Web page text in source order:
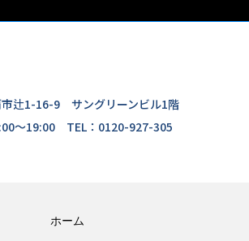
市辻1-16-9 サングリーンビル1階
〜19:00 TEL：0120-927-305
ホーム